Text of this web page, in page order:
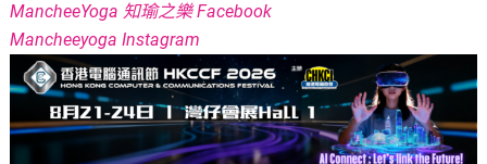
MancheeYoga 知瑜之樂 Facebook
Mancheeyoga Instagram